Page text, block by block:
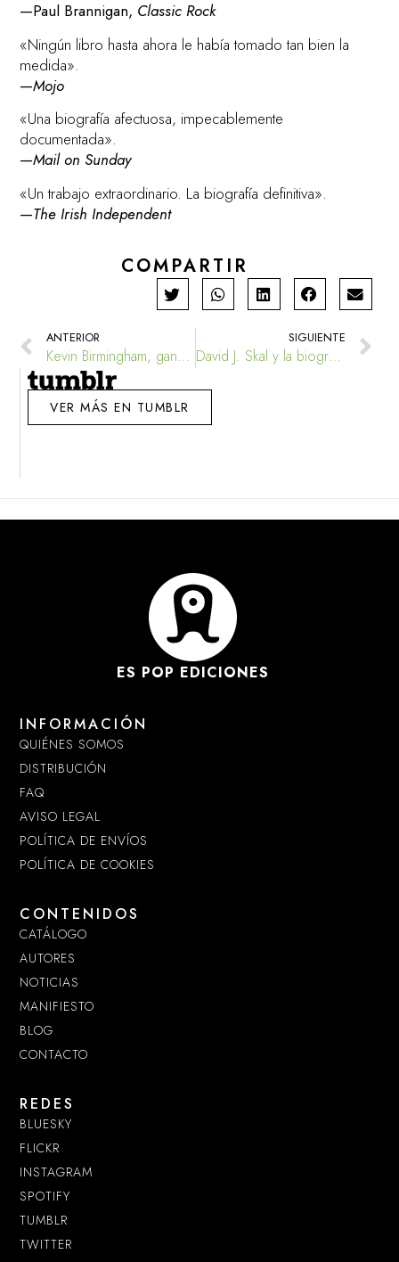
—Paul Brannigan, Classic Rock
«Ningún libro hasta ahora le había tomado tan bien la
medida».
—Mojo
«Una biografía afectuosa, impecablemente
documentada».
—Mail on Sunday
«Un trabajo extraordinario. La biografía definitiva».
—The Irish Independent
COMPARTIR
ANTERIOR
Kevin Birmingham, ganador del premio Truman Capote 2016
SIGUIENTE
David J. Skal y la biografía secreta de Bram Stoker
VER MÁS EN TUMBLR
ES POP EDICIONES
INFORMACIÓN
QUIÉNES SOMOS
DISTRIBUCIÓN
FAQ
AVISO LEGAL
POLÍTICA DE ENVÍOS
POLÍTICA DE COOKIES
CONTENIDOS
CATÁLOGO
AUTORES
NOTICIAS
MANIFIESTO
BLOG
CONTACTO
REDES
BLUESKY
FLICKR
INSTAGRAM
SPOTIFY
TUMBLR
TWITTER